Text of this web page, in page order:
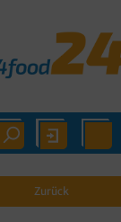
Zurück